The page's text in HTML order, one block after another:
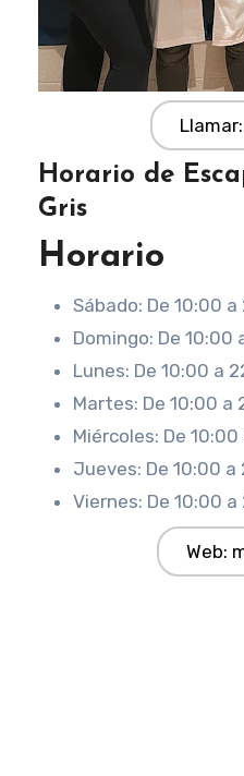
Horario de
Gris
Horario
Sábado: De 10:00 a
Domingo: De 10:00
Lunes: De 10:00 a
Martes: De 10:00 a
Miércoles: De
Jueves: De 10:00 a
Viernes: De 10:00 a
Web: